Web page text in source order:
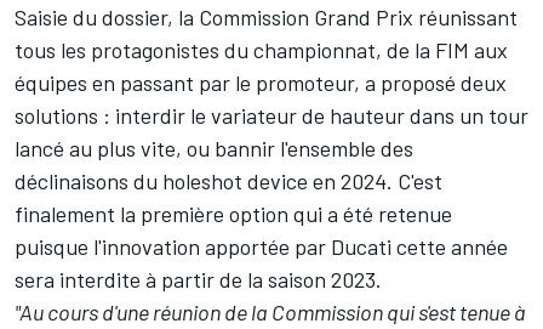
Saisie du dossier, la Commission Grand Prix réunissant
tous les protagonistes du championnat, de la FIM aux
équipes en passant par le promoteur, a proposé deux
solutions : interdir le variateur de hauteur dans un tour
lancé au plus vite, ou bannir l'ensemble des
déclinaisons du holeshot device en 2024. C'est
finalement la première option qui a été retenue
puisque l'innovation apportée par Ducati cette année
sera interdite à partir de la saison 2023.
"Au cours d'une réunion de la Commission qui s'est tenue à